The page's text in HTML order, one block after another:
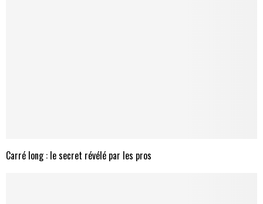
Carré long : le secret révélé par les pros